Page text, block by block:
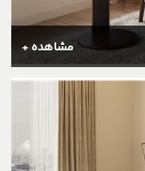
مشاهده +